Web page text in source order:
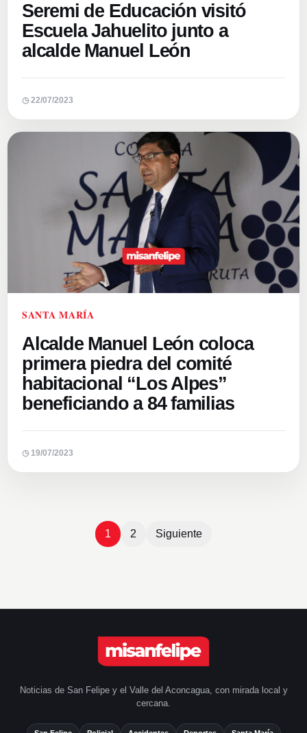
Seremi de Educación visitó
Escuela Jahuelito junto a
alcalde Manuel León
◷ 22/07/2023
SANTA MARÍA
Alcalde Manuel León coloca
primera piedra del comité
habitacional “Los Alpes”
beneficiando a 84 familias
◷ 19/07/2023
de
entradas
1 2 Siguiente
Noticias de San Felipe y el Valle del Aconcagua, con mirada local y
cercana.